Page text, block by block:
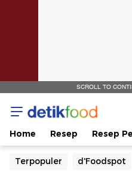
SCROLL TO
Home Resep Resep
Terpopuler d'Foodspot